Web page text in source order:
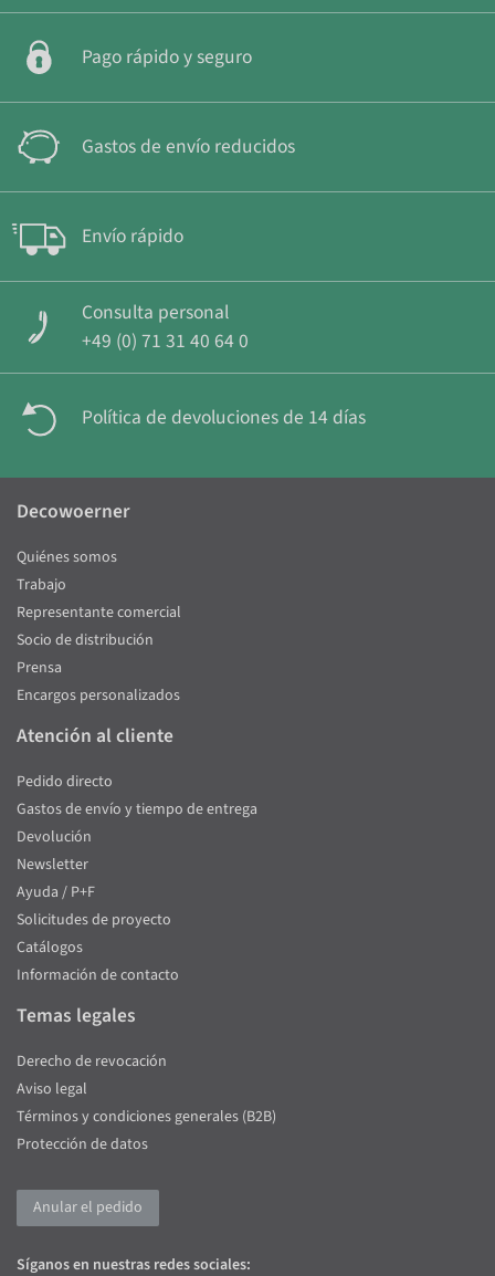
Pago rápido y seguro
Gastos de envío reducidos
Envío rápido
Consulta personal
+49 (0) 71 31 40 64 0
Política de devoluciones de 14 días
Decowoerner
Quiénes somos
Trabajo
Representante comercial
Socio de distribución
Prensa
Encargos personalizados
Atención al cliente
Pedido directo
Gastos de envío y tiempo de entrega
Devolución
Newsletter
Ayuda / P+F
Solicitudes de proyecto
Catálogos
Información de contacto
Temas legales
Derecho de revocación
Aviso legal
Términos y condiciones generales (B2B)
Protección de datos
Anular el pedido
Síganos en nuestras redes sociales: